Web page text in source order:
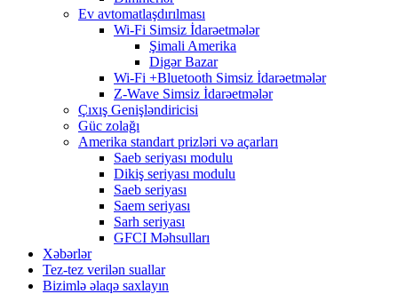
Ev avtomatlaşdırılması
Wi-Fi Simsiz İdarəetmələr
Şimali Amerika
Digər Bazar
Wi-Fi +Bluetooth Simsiz İdarəetmələr
Z-Wave Simsiz İdarəetmələr
Çıxış Genişləndiricisi
Güc zolağı
Amerika standart prizləri və açarları
Saeb seriyası modulu
Dikiş seriyası modulu
Saeb seriyası
Saem seriyası
Sarh seriyası
GFCI Məhsulları
Xəbərlər
Tez-tez verilən suallar
Bizimlə əlaqə saxlayın